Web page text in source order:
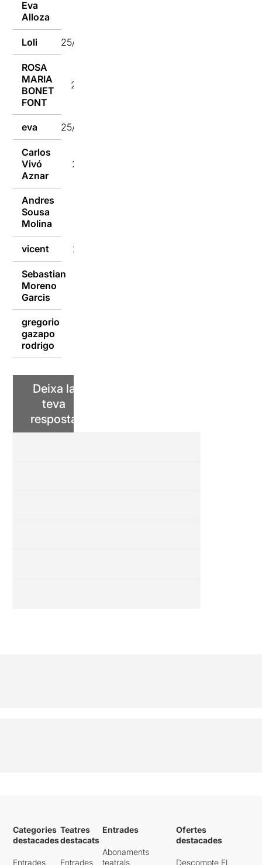
Eva
Alloza
Loli 25/03/2024
ROSA
MARIA
BONET
FONT
25/03/2024
eva 25/03/2024
Carlos
Vivó
Aznar
25/03/2024
Andres
Sousa
Molina
vicent 25/03/2024
Sebastian
Moreno
Garcis
gregorio
gazapo
rodrigo
Deixa la
teva
resposta
Categories
destacades
Entrades
Teatres
destacats
Entrades
Entrades
Abonaments
teatrals
Ofertes
destacades
Descompte El